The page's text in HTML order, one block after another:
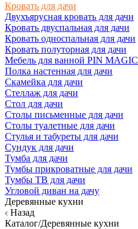
Кровать для дачи
Двухъярусная кровать для дачи
Кровать двуспальная для дачи
Кровать односпальная для дачи
Кровать полуторная для дачи
Мебель для ванной PIN MAGIC
Полка настенная для дачи
Скамейка для дачи
Стеллаж для дачи
Стол для дачи
Столы письменные для дачи
Столы туалетные для дачи
Стулья и табуреты для дачи
Сундук для дачи
Тумба для дачи
Тумбы прикроватные для дачи
Тумбы ТВ для дачи
Угловой диван на дачу
Деревянные кухни
Назад
Каталог/Деревянные кухни